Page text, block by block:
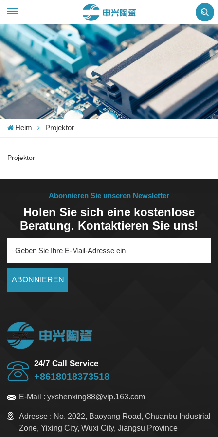
Heim Projektor
Projektor
Abonnieren Sie unseren Newsletter
Holen Sie sich eine kostenlose
Beratung. Kontaktieren Sie uns!
ABONNIEREN
24/7 Call Service
+8618018373518
E-Mail : yxshenxing88@vip.163.com
Adresse : No. 2022, Baoyang Road, Chuanbu Industrial
Zone, Yixing City, Wuxi City, Jiangsu Province